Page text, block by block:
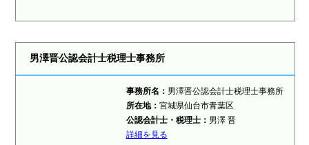
男澤晋公認会計士税理士事務所
事務所名： 男澤晋公認会計士税理士事務所
所在地： 宮城県仙台市青葉区
公認会計士・税理士： 男澤 晋
詳細を見る